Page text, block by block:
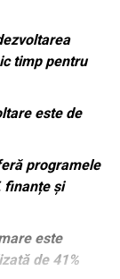
timp pentru
este de
programele
finanțe și
este
de 41%